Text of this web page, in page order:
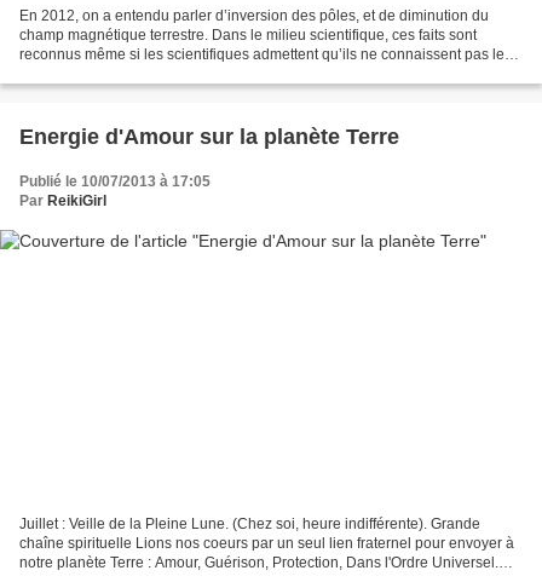
En 2012, on a entendu parler d’inversion des pôles, et de diminution du
champ magnétique terrestre. Dans le milieu scientifique, ces faits sont
reconnus même si les scientifiques admettent qu’ils ne connaissent pas le
Energie d'Amour sur la planète Terre
Publié le 10/07/2013 à 17:05
Par ReikiGirl
Juillet : Veille de la Pleine Lune. (Chez soi, heure indifférente). Grande
chaîne spirituelle Lions nos coeurs par un seul lien fraternel pour envoyer à
notre planète Terre : Amour, Guérison, Protection, Dans l'Ordre Universel.